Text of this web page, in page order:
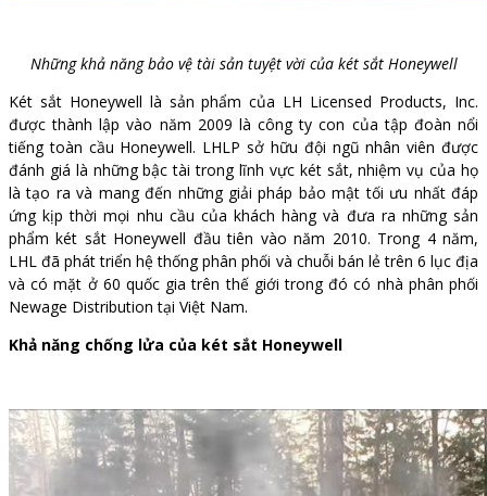
Những khả năng bảo vệ tài sản tuyệt vời của két sắt Honeywell
Két sắt Honeywell là sản phẩm của LH Licensed Products, Inc.
được thành lập vào năm 2009 là công ty con của tập đoàn nổi
tiếng toàn cầu Honeywell. LHLP sở hữu đội ngũ nhân viên được
đánh giá là những bậc tài trong lĩnh vực két sắt, nhiệm vụ của họ
là tạo ra và mang đến những giải pháp bảo mật tối ưu nhất đáp
ứng kịp thời mọi nhu cầu của khách hàng và đưa ra những sản
phẩm két sắt Honeywell đầu tiên vào năm 2010. Trong 4 năm,
LHL đã phát triển hệ thống phân phối và chuỗi bán lẻ trên 6 lục địa
và có mặt ở 60 quốc gia trên thế giới trong đó có nhà phân phối
Newage Distribution tại Việt Nam.
Khả năng chống lửa của két sắt Honeywell